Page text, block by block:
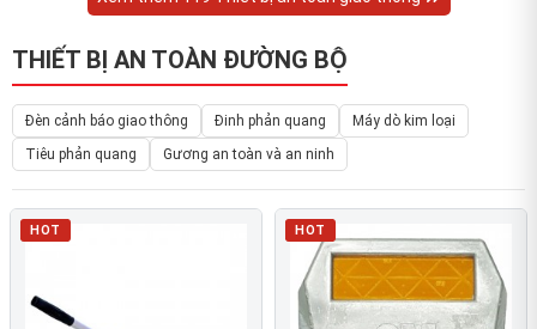
THIẾT BỊ AN TOÀN ĐƯỜNG BỘ
Đèn cảnh báo giao thông Đinh phản quang
Máy dò kim loại
Tiêu phản quang
Gương an toàn và an ninh
HOT HOT